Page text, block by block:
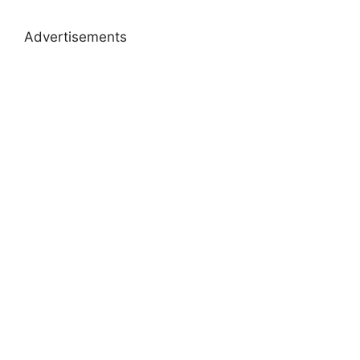
Advertisements